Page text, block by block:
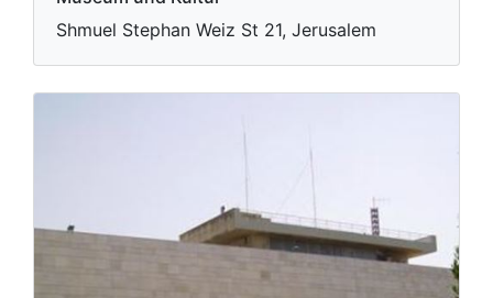
Shmuel Stephan Weiz St 21, Jerusalem